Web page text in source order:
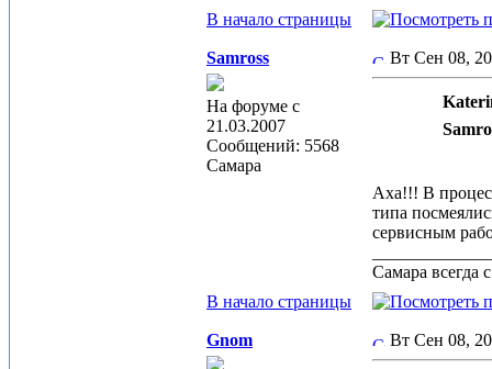
В начало страницы
Samross
На форуме с
21.03.2007
Сообщений: 5568
Самара
Вт Сен 08,
Аха!!! В
типа
сервисным
Самара всегда
В начало страницы
Gnom Вт Сен 08,